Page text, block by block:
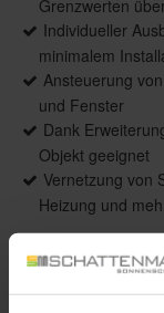
Grenzwerten
Individueller
minimalem
Ansteuerung
und Fenster
Dank
Objekt geeignet
Vernetzung von
Heizung und